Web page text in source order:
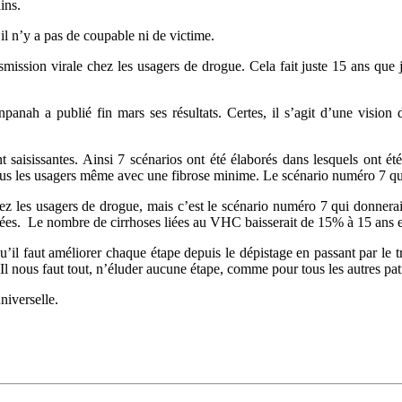
n’y a pas de coupable ni de victime.
virale chez les usagers de drogue. Cela fait juste 15 ans
a publié fin mars ses résultats. Certes, il s’agit d’une vision
Ainsi 7 scénarios ont été élaborés dans lesquels ont
les usagers même avec une fibrose minime. Le scénario numéro 7
les usagers de drogue, mais c’est le scénario numéro 7 qui
Le nombre de cirrhoses liées au VHC baisserait de 15% à 15 ans
faut améliorer chaque étape depuis le dépistage en passant par
nous faut tout, n’éluder aucune étape, comme pour tous les autres